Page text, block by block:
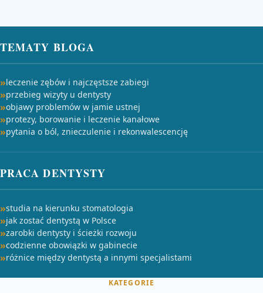
TEMATY BLOGA
leczenie zębów i najczęstsze zabiegi
przebieg wizyty u dentysty
objawy problemów w jamie ustnej
protezy, borowanie i leczenie kanałowe
pytania o ból, znieczulenie i rekonwalescencję
PRACA DENTYSTY
studia na kierunku stomatologia
jak zostać dentystą w Polsce
zarobki dentysty i ścieżki rozwoju
codzienne obowiązki w gabinecie
różnice między dentystą a innymi specjalistami
KATEGORIE